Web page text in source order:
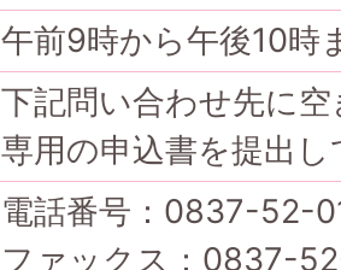
午前9時から午後10時
下記問い合わせ先に
専用の申込書を提出
電話番号：0837-52-
ファックス：0837-